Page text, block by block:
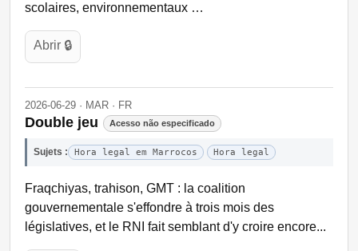
scolaires, environnementaux …
Abrir 🔒
2026-06-29 · MAR · FR
Double jeu Acesso não especificado
Sujets : Hora legal em Marrocos Hora legal
Fraqchiyas, trahison, GMT : la coalition
gouvernementale s'effondre à trois mois des
législatives, et le RNI fait semblant d'y croire encore...